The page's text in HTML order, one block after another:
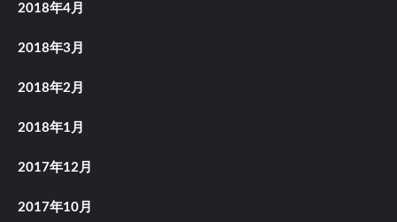
2018年4月
2018年3月
2018年2月
2018年1月
2017年12月
2017年10月